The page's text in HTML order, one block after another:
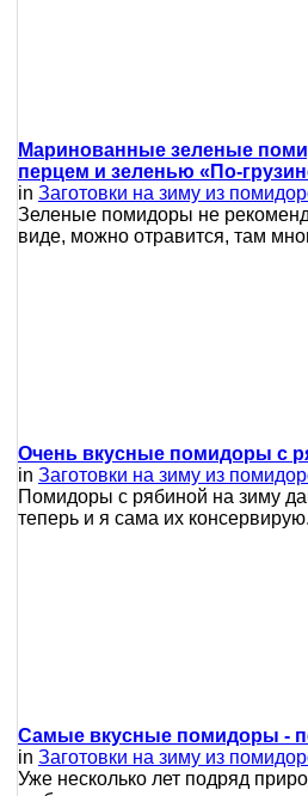
Маринованные зеленые
перцем и зеленью «По-
in Заготовки на зиму из
Зеленые помидоры не
виде, можно отравится, там
Очень вкусные помидоры с
in Заготовки на зиму из
Помидоры с рябиной на зиму
теперь и я сама их консервирую.
Самые вкусные помидоры -
in Заготовки на зиму из
Уже несколько лет подряд